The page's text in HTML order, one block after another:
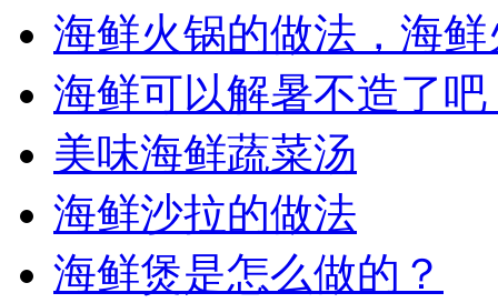
海鲜火锅的做法，海
海鲜可以解暑不造了
美味海鲜蔬菜汤
海鲜沙拉的做法
海鲜煲是怎么做的？